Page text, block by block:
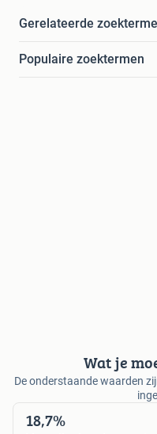
Gerelateerde
Populaire zoektermen
Wat je
De onderstaande waarden
18,7%